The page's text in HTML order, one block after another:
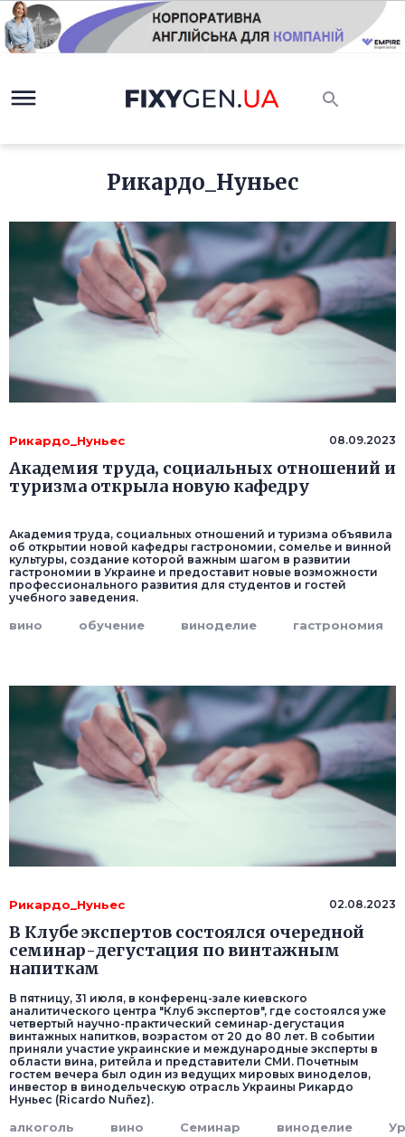
Рикардо_Нуньес
Рикардо_Нуньес 08.09.2023
Академия труда, социальных отношений и
туризма открыла новую кафедру
Академия труда, социальных отношений и туризма объявила
об открытии новой кафедры гастрономии, сомелье и винной
культуры, создание которой важным шагом в развитии
гастрономии в Украине и предоставит новые возможности
профессионального развития для студентов и гостей
учебного заведения.
вино обучение виноделие гастрономия
Рикардо_Нуньес 02.08.2023
В Клубе экспертов состоялся очередной
семинар-дегустация по винтажным
напиткам
В пятницу, 31 июля, в конференц-зале киевского
аналитического центра "Клуб экспертов", где состоялся уже
четвертый научно-практический семинар-дегустация
винтажных напитков, возрастом от 20 до 80 лет. В событии
приняли участие украинские и международные эксперты в
области вина, ритейла и представители СМИ. Почетным
гостем вечера был один из ведущих мировых виноделов,
инвестор в винодельческую отрасль Украины Рикардо
Нуньес (Ricardo Nuñez).
алкоголь вино Семинар виноделие